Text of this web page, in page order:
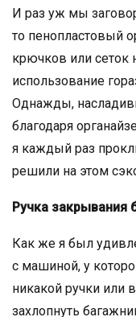
И раз уж мы
то пенопластовый
крючков или сеток
использование
Однажды,
благодаря
я каждый раз
решили на этом
Ручка закрывания
Как же я был
с машиной, у
никакой ручки или
захлопнуть